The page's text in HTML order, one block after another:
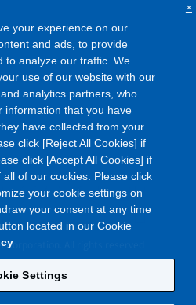
Corporation. All rights reserved
your experience on our
and ads, to provide
to analyze our traffic. We
use of our website with our
analytics partners, who
information that you have
have collected from your
click [Reject All Cookies] if
click [Accept All Cookies] if
of our cookies. Please click
your cookie settings on
your consent at any time
located in our Cookie
Settings
×